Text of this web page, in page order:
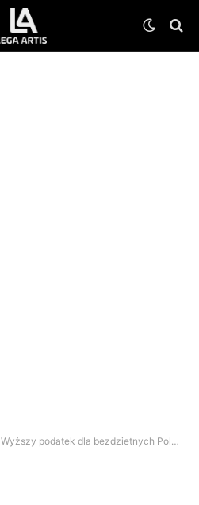
Wyższy podatek dla bezdzietnych Polaków? Sejm podjął ostateczną decyzję!